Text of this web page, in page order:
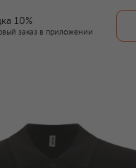
10%
заказ в приложении
14 600 ₽